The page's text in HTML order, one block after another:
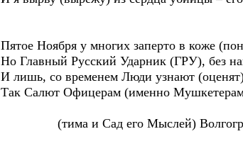
Пятое Ноября у многих заперто в коже
Но Главный Русский Ударник (ГРУ), без
И лишь, со временем Люди узнают
Так Салют Офицерам (именно
(тима и Сад его Мыслей)